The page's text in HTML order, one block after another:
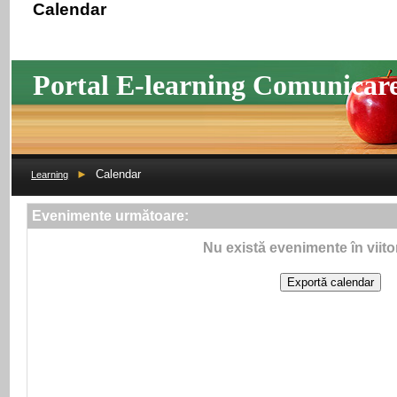
Calendar
Portal E-learning
Learning ► Calendar
Evenimente următoare:
Nu există evenimente în